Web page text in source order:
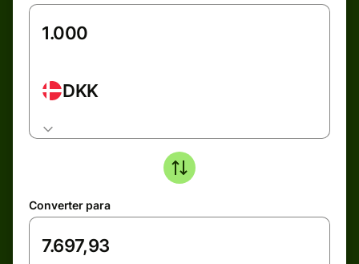
DKK
Converter para